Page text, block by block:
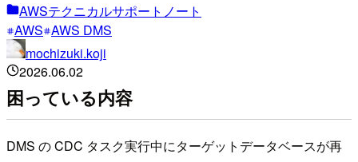
AWSテクニカルサポートノート
AWS AWS DMS
mochizuki.koji
2026.06.02
困っている内容
DMS の CDC タスク実行中にターゲットデータベースが再